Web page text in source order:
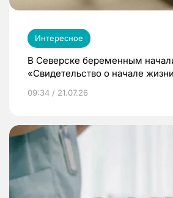
Интересное
В Северске беременным
«Свидетельство о начале
09:34 / 21.07.26